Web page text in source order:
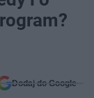
Dodaj do Google